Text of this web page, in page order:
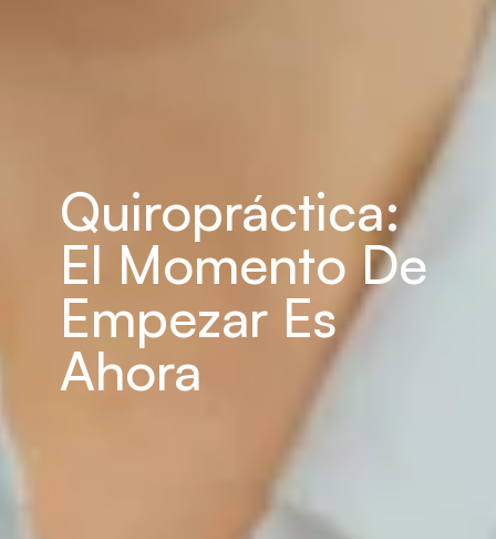
Quiropráctica:
El Momento De
Empezar Es
Ahora